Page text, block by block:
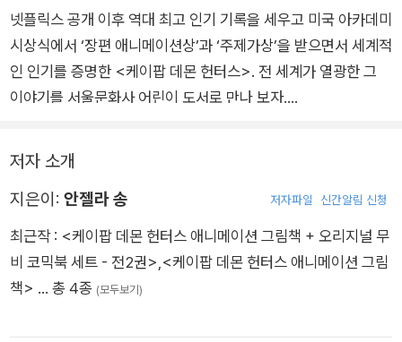
넷플릭스 공개 이후 역대 최고 인기 기록을 세우고 미국 아카데미
시상식에서 ‘장편 애니메이션상’과 ‘주제가상’을 받으면서 세계적
인 인기를 증명한 <케이팝 데몬 헌터스>. 전 세계가 열광한 그
이야기를 서울문화사 어린이 도서로 만나 보자.
낮에는 케이팝 스타, 밤에는 악귀 잡는 헌터로 변신하는 주인공들
이 노래, 우정, 용기를 통해 세상을 지켜 내는 이야기를 그림책으
로 만날 수 있다. 헌트릭스, 사자 보이즈, 호랑이 더피, 까치 서씨
등 인기 만점 캐릭터들의 사랑스러운 그림은 또 다른 매력을 선사
한다. 큰 판형과 선명한 컬러감으로 어린이 스스로 읽기도 좋고,
부모님과 자녀 함께 읽기에도 좋다. 디즈니 애니메이션 번역 경험
저자 소개
지은이: 안젤라 송 저자파일 신간알림 신청
최근작 : <케이팝 데몬 헌터스 애니메이션 그림책 + 오리지널 무
비 코믹북 세트 - 전2권> <케이팝 데몬 헌터스 애니메이션 그림
책> … 총 4종 (모두보기)